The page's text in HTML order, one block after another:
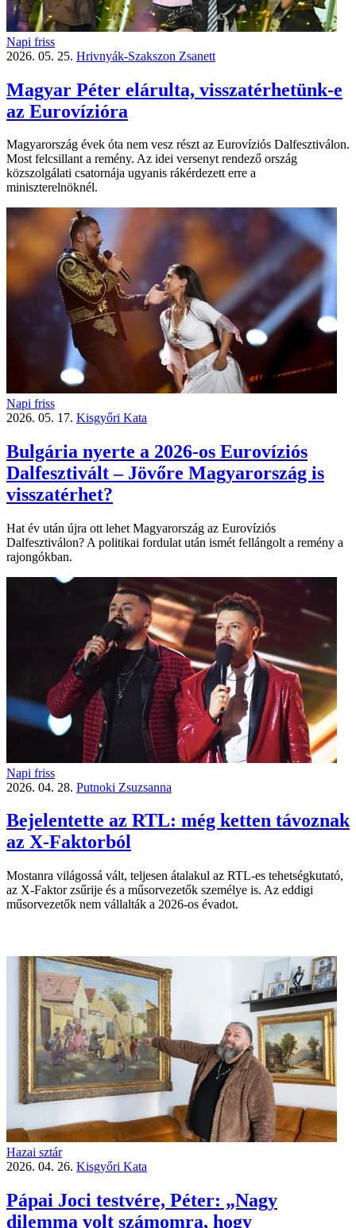
Napi friss
2026. 05. 25. Hrivnyák-Szakszon Zsanett
Magyar Péter elárulta, visszatérhetünk-e
az Eurovízióra
Magyarország évek óta nem vesz részt az Eurovíziós Dalfesztiválon.
Most felcsillant a remény. Az idei versenyt rendező ország
közszolgálati csatornája ugyanis rákérdezett erre a
miniszterelnöknél.
Napi friss
2026. 05. 17. Kisgyőri Kata
Bulgária nyerte a 2026-os Eurovíziós
Dalfesztivált – Jövőre Magyarország is
visszatérhet?
Hat év után újra ott lehet Magyarország az Eurovíziós
Dalfesztiválon? A politikai fordulat után ismét fellángolt a remény a
rajongókban.
Napi friss
2026. 04. 28. Putnoki Zsuzsanna
Bejelentette az RTL: még ketten távoznak
az X-Faktorból
Mostanra világossá vált, teljesen átalakul az RTL-es tehetségkutató,
az X-Faktor zsűrije és a műsorvezetők személye is. Az eddigi
műsorvezetők nem vállalták a 2026-os évadot.
Hazai sztár
2026. 04. 26. Kisgyőri Kata
Pápai Joci testvére, Péter: „Nagy
dilemma volt számomra, hogy